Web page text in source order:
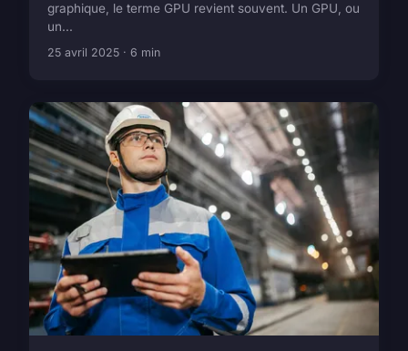
graphique, le terme GPU revient souvent. Un GPU, ou
un...
25 avril 2025 · 6 min